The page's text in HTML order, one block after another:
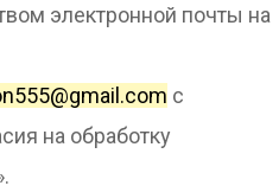
электронной почты на
с
на обработку